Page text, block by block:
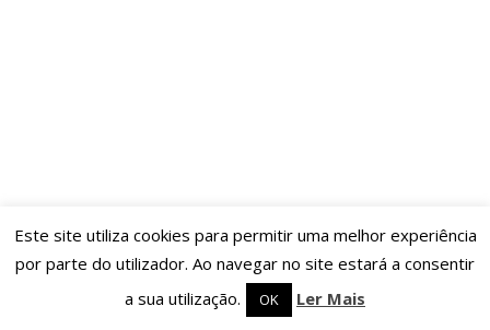
Este site utiliza cookies para permitir uma melhor experiência
por parte do utilizador. Ao navegar no site estará a consentir
a sua utilização.
OK Ler Mais